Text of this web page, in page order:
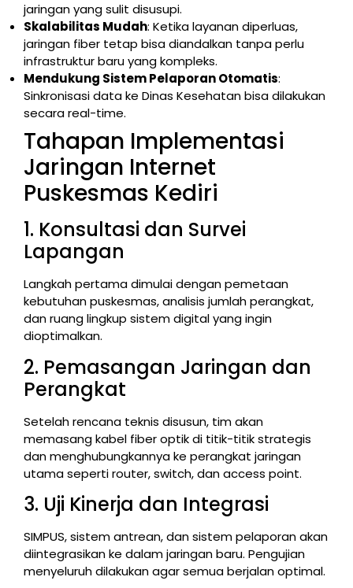
jaringan yang sulit disusupi.
Skalabilitas Mudah: Ketika layanan diperluas,
jaringan fiber tetap bisa diandalkan tanpa perlu
infrastruktur baru yang kompleks.
Mendukung Sistem Pelaporan Otomatis:
Sinkronisasi data ke Dinas Kesehatan bisa dilakukan
secara real-time.
Tahapan Implementasi
Jaringan Internet
Puskesmas Kediri
1. Konsultasi dan Survei
Lapangan
Langkah pertama dimulai dengan pemetaan
kebutuhan puskesmas, analisis jumlah perangkat,
dan ruang lingkup sistem digital yang ingin
dioptimalkan.
2. Pemasangan Jaringan dan
Perangkat
Setelah rencana teknis disusun, tim akan
memasang kabel fiber optik di titik-titik strategis
dan menghubungkannya ke perangkat jaringan
utama seperti router, switch, dan access point.
3. Uji Kinerja dan Integrasi
SIMPUS, sistem antrean, dan sistem pelaporan akan
diintegrasikan ke dalam jaringan baru. Pengujian
menyeluruh dilakukan agar semua berjalan optimal.